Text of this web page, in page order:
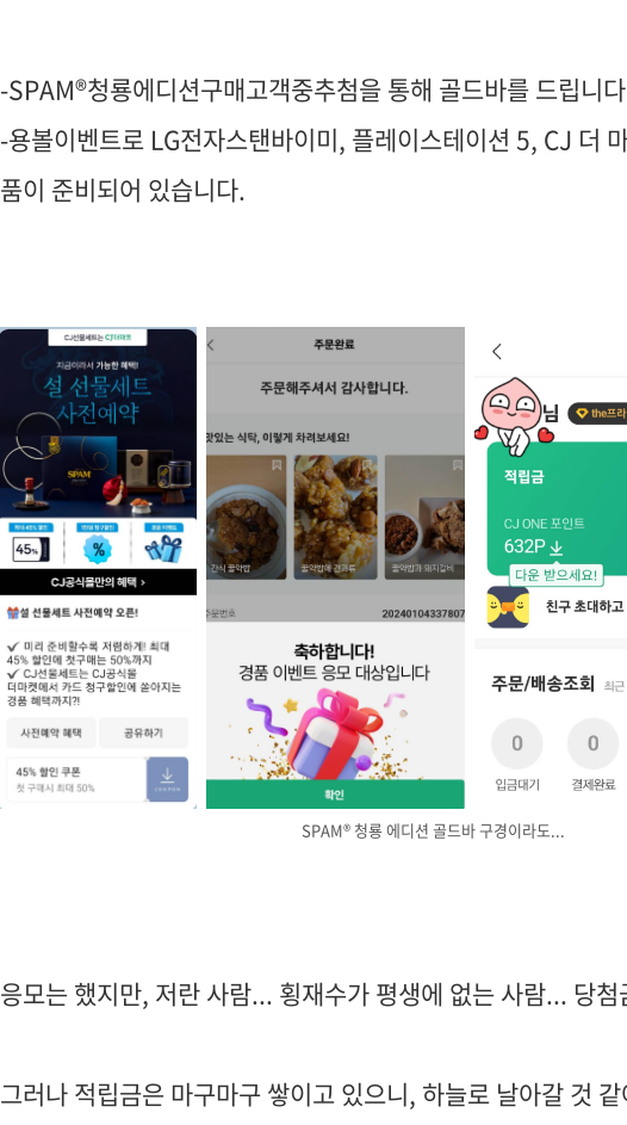
-SPAM®청룡에디션구매고객중추첨을 통해 골드바를 드립니
-용볼이벤트로 LG전자스탠바이미, 플레이스테이션 5, CJ 더
품이 준비되어 있습니다.
SPAM® 청룡 에디션 골드바 구경이라도...
응모는 했지만, 저란 사람... 횡재수가 평생에 없는 사람... 당
그러나 적립금은 마구마구 쌓이고 있으니, 하늘로 날아갈 것